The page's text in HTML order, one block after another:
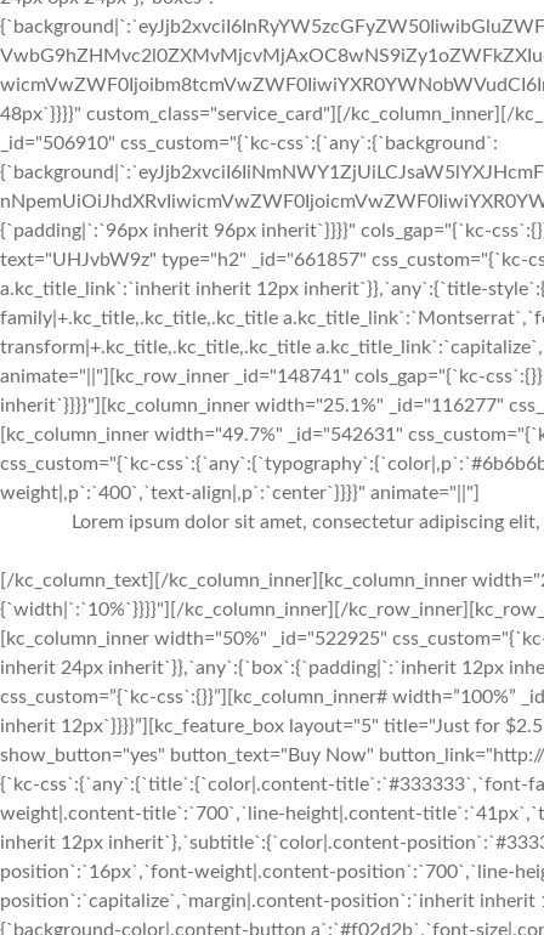
Lorem ipsum dolor sit amet, consectetur adipiscing
[/kc_column_text][/kc_column_inner][kc_column_inner
{`width|`:`10%`}}}}"][/kc_column_inner][/
[kc_column_inner width="50%" _id="522925"
inherit 24px inherit`}},`any`:{`box`:{`padding|`:`inherit 12px
css_custom=”{`kc-css`:{}}”][kc_column_inner# width=”100%”
inherit 12px`}}}}”][kc_feature_box layout="5" title="Just for
show_button="yes" button_text="Buy Now"
{`kc-css`:{`any`:{`title`:{`color|.content-
weight|.content-title`:`700`,`line-height|.content-
inherit 12px inherit`},`subtitle`:{`color|.content-
position`:`16px`,`font-weight|.content-position`:`700`,`line-
position`:`capitalize`,`margin|.content-position`:`inherit
{`background-color|.content-button a`:`#f02d2b`,`font-